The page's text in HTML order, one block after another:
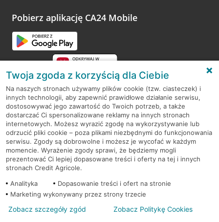
Pobierz aplikację CA24 Mobile
RODO
Regulamin serwisu
Mapa serwisu
PolitykaCookies
© 2026 Credit Agricole Bank Polska S.A. Wszelkie prawa zastrzeżone
Twoja zgoda z korzyścią dla Ciebie
Na naszych stronach używamy plików cookie (tzw. ciasteczek) i
innych technologii, aby zapewnić prawidłowe działanie serwisu,
dostosowywać jego zawartość do Twoich potrzeb, a także
dostarczać Ci spersonalizowane reklamy na innych stronach
internetowych. Możesz wyrazić zgodę na wykorzystywanie lub
odrzucić pliki cookie – poza plikami niezbędnymi do funkcjonowania
serwisu. Zgody są dobrowolne i możesz je wycofać w każdym
momencie. Wyrażenie zgody sprawi, że będziemy mogli
prezentować Ci lepiej dopasowane treści i oferty na tej i innych
stronach Credit Agricole.
Analityka
Dopasowanie treści i ofert na stronie
Marketing wykonywany przez strony trzecie
Zobacz szczegóły zgód Zobacz Politykę Cookies